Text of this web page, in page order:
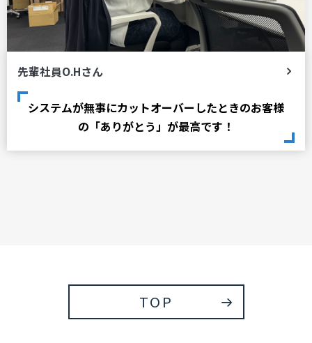
先輩社員O.Hさん
システムが無事にカットオーバーしたときのお客様
の「ありがとう」が最高です！
TOP